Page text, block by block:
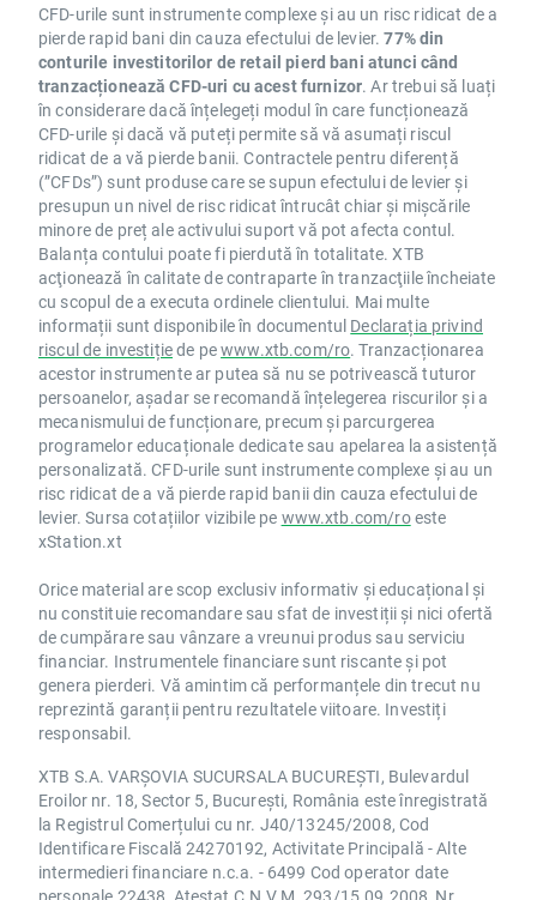
CFD-urile sunt instrumente complexe și au un risc ridicat de a
pierde rapid bani din cauza efectului de levier.77% din
conturile investitorilor de retail pierd bani atunci când
tranzacționează CFD-uri cu acest furnizor. Ar trebui să luați
în considerare dacă înțelegeți modul în care funcționează
CFD-urile și dacă vă puteți permite să vă asumați riscul
ridicat de a vă pierde banii. Contractele pentru diferență
(”CFDs”) sunt produse care se supun efectului de levier și
presupun un nivel de risc ridicat întrucât chiar și mișcările
minore de preț ale activului suport vă pot afecta contul.
Balanța contului poate fi pierdută în totalitate. XTB
acţionează în calitate de contraparte în tranzacţiile încheiate
cu scopul de a executa ordinele clientului. Mai multe
informații sunt disponibile în documentul Declarația privind
riscul de investițiede pewww.xtb.com/ro. Tranzacționarea
acestor instrumente ar putea să nu se potrivească tuturor
persoanelor, așadar se recomandă înțelegerea riscurilor și a
mecanismului de funcționare, precum și parcurgerea
programelor educaționale dedicate sau apelarea la asistență
personalizată. CFD-urile sunt instrumente complexe și au un
risc ridicat de a vă pierde rapid banii din cauza efectului de
levier. Sursa cotațiilor vizibile pe www.xtb.com/roeste
xStation.xt
Orice material are scop exclusiv informativ și educațional și
nu constituie recomandare sau sfat de investiții și nici ofertă
de cumpărare sau vânzare a vreunui produs sau serviciu
financiar. Instrumentele financiare sunt riscante și pot
genera pierderi. Vă amintim că performanțele din trecut nu
reprezintă garanții pentru rezultatele viitoare. Investiți
responsabil.
XTB S.A. VARȘOVIA SUCURSALA BUCUREȘTI, Bulevardul
Eroilor nr. 18, Sector 5, București, România este înregistrată
la Registrul Comerțului cu nr. J40/13245/2008, Cod
Identificare Fiscală 24270192, Activitate Principală - Alte
intermedieri financiare n.c.a. - 6499 Cod operator date
personale 22438, Atestat C.N.V.M. 293/15.09.2008, Nr.